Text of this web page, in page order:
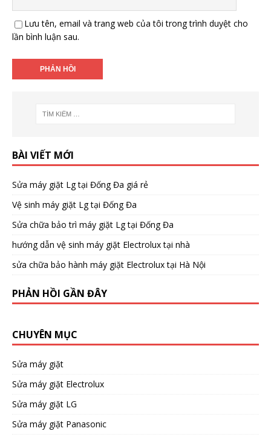
Lưu tên, email và trang web của tôi trong trình duyệt cho
lần bình luận sau.
BÀI VIẾT MỚI
Sửa máy giặt Lg tại Đống Đa giá rẻ
Vệ sinh máy giặt Lg tại Đống Đa
Sửa chữa bảo trì máy giặt Lg tại Đống Đa
hướng dẫn vệ sinh máy giặt Electrolux tại nhà
sửa chữa bảo hành máy giặt Electrolux tại Hà Nội
PHẢN HỒI GẦN ĐÂY
CHUYÊN MỤC
Sửa máy giặt
Sửa máy giặt Electrolux
Sửa máy giặt LG
Sửa máy giặt Panasonic